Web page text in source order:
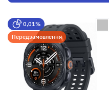
0,01%
Передзамовлення